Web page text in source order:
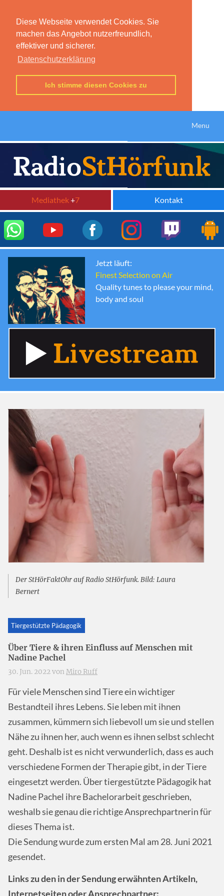
Diese Webseite verwendet Cookies. Sie
machen das Angebot nutzerfreundlich,
effektiver und sicherer.
Datenschutzerklärung
Ich stimme diesen Cookies zu
Menu
Mediathek+7 Kontakt
Jetzt läuft:
Finest Selection on Air
Quality tunes to please your mind,
body and soul
Der StHörFaktOhr auf Radio StHörfunk. Bild: Laura
Bernert
Tiergestützte Pädagogik
Über Tiere & ihren Einfluss auf Menschen mit
Nadine Pachel
30. Jun. 2022 von Miro Ruff
Für viele Menschen sind Tiere ein wichtiger
Bestandteil ihres Lebens. Sie leben mit ihnen
zusammen, kümmern sich liebevoll um sie und stellen
Nähe zu ihnen her, auch wenn es ihnen selbst schlecht
geht. Deshalb ist es nicht verwunderlich, dass es auch
verschiedene Formen der Therapie gibt, in der Tiere
eingesetzt werden. Über tiergestützte Pädagogik hat
Nadine Pachel ihre Bachelorarbeit geschrieben,
weshalb sie genau die richtige Ansprechpartnerin für
dieses Thema ist.
Die Sendung wurde zum ersten Mal am 28. Juni 2021
gesendet.
Links zu den in der Sendung erwähnten Artikeln,
Internetseiten oder Ansprechpartner: